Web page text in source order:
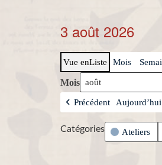
3 août 2026
Vue enListe Mois
Mois
Précédent Aujourd’hui
Catégories Ateliers